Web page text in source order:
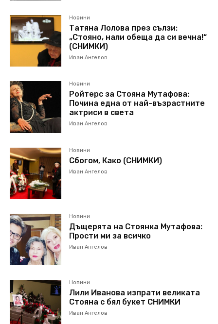
Новини
Татяна Лолова през сълзи:
„Стояно, нали обеща да си вечна!“
(СНИМКИ)
Иван Ангелов
Новини
Ройтерс за Стояна Мутафова:
Почина една от най-възрастните
актриси в света
Иван Ангелов
Новини
Сбогом, Како (СНИМКИ)
Иван Ангелов
Новини
Дъщерята на Стоянка Мутафова:
Прости ми за всичко
Иван Ангелов
Новини
Лили Иванова изпрати великата
Стояна с бял букет СНИМКИ
Иван Ангелов